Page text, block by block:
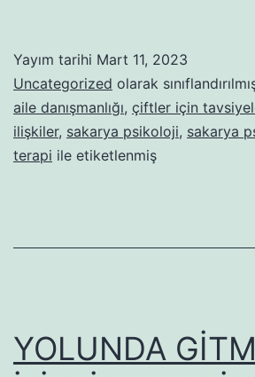
“İŞE
YARAMAYAN”
ÖZELLİKLERE
DAİR
Yayım tarihi Mart 11, 2023
Uncategorized olarak
aile danışmanlığı, çiftler için
ilişkiler, sakarya psikoloji, sakarya
terapi ile etiketlenmiş
YOLUNDA